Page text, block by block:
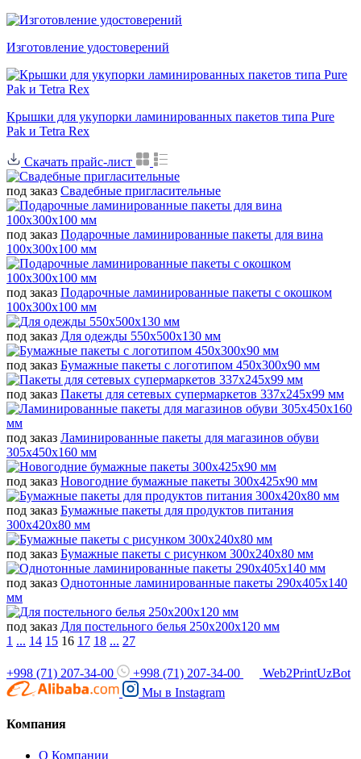
Изготовление удостоверений
Крышки для укупорки ламинированных пакетов типа Pure
Pak и Tetra Rex
Скачать прайс-лист
под заказ Свадебные пригласительные
под заказ Подарочные ламинированные пакеты для вина
100x300x100 мм
под заказ Подарочные ламинированные пакеты с окошком
100x300x100 мм
под заказ Для одежды 550x500x130 мм
под заказ Бумажные пакеты с логотипом 450x300x90 мм
под заказ Пакеты для сетевых супермаркетов 337x245x99 мм
под заказ Ламинированные пакеты для магазинов обуви
305x450x160 мм
под заказ Новогодние бумажные пакеты 300x425x90 мм
под заказ Бумажные пакеты для продуктов питания
300x420x80 мм
под заказ Бумажные пакеты с рисунком 300x240x80 мм
под заказ Однотонные ламинированные пакеты 290x405x140
мм
под заказ Для постельного белья 250x200x120 мм
1 ... 14 15 16 17 18 ... 27
+998 (71) 207-34-00 +998 (71) 207-34-00
Web2PrintUzBot
Мы в Instagram
Компания
О Компании